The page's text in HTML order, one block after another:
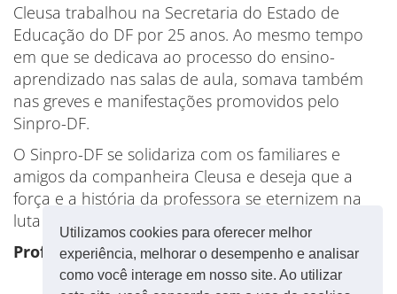
Utilizamos cookies para oferecer melhor
experiência, melhorar o desempenho e analisar
como você interage em nosso site. Ao utilizar
Cleusa trabalhou na Secretaria do Estado de
Educação do DF por 25 anos. Ao mesmo tempo
em que se dedicava ao processo do ensino-
aprendizado nas salas de aula, somava também
nas greves e manifestações promovidos pelo
Sinpro-DF.
O Sinpro-DF se solidariza com os familiares e
amigos da companheira Cleusa e deseja que a
força e a história da professora se eternizem na
luta daqueles que continuam a jornada.
Professora Cleusa, presente!